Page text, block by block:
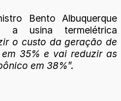
Bento Albuquerque
a usina termelétrica
o custo da geração de
35% e vai reduzir as
em 38%”.